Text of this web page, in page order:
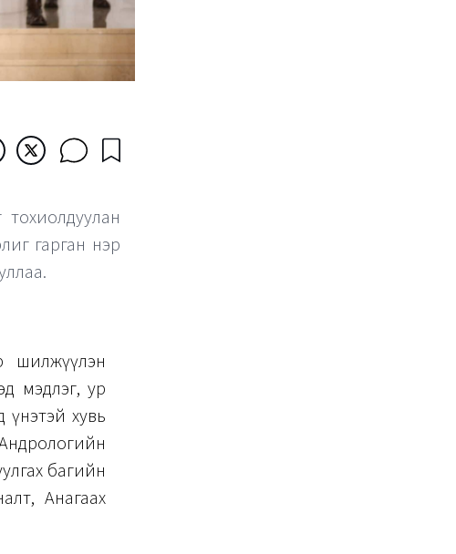
гарган нэр
шилжүүлэн
мэдлэг, ур
үнэтэй хувь
багийн
Анагаах